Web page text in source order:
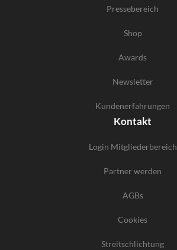
Pressebereich
Shop
Awards
Newsletter
Kundenerfahrungen
Kontakt
Login Mitgliederbereich
Partner werden
AGBs
Cookies
Streitschlichtung